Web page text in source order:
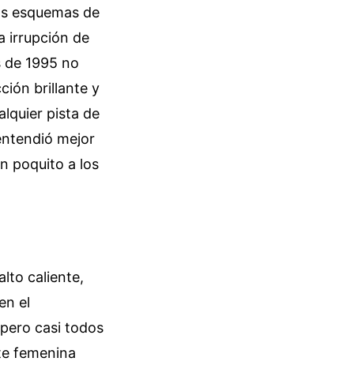
esquemas de
irrupción de
1995 no
brillante y
pista de
mejor
poquito a los
caliente,
el
casi todos
femenina